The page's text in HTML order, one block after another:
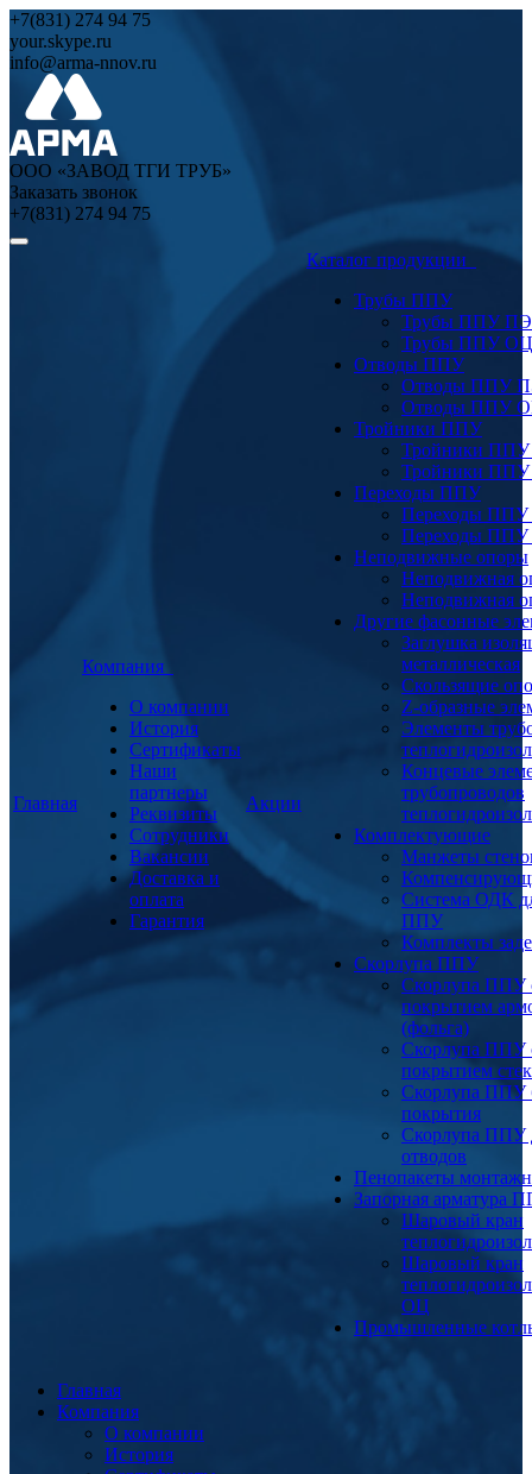
+7(831) 274 94 75
your.skype.ru
info@arma-nnov.ru
ООО «ЗАВОД ТГИ ТРУБ»
Заказать звонок
+7(831) 274 94 75
Главная
Компания
О компании
История
Сертификаты
Наши
партнеры
Реквизиты
Сотрудники
Вакансии
Доставка и
оплата
Гарантия
Акции
Каталог продукции
Трубы ППУ
Трубы ППУ ПЭ
Трубы ППУ ОЦ
Отводы ППУ
Отводы ППУ
Отводы ППУ
Тройники ППУ
Тройники
Тройники
Переходы ППУ
Переходы
Переходы
Неподвижные опоры
Неподвижная
Неподвижная
Другие фасонные
Заглушка
металлическая
Скользящие
Z-образные
Элементы
Концевые
трубопроводов
Комплектующие
Манжеты
Система ОДК
ППУ
Комплекты
Скорлупа ППУ
Скорлупа ППУ
покрытием
(фольга)
Скорлупа ППУ
покрытием
Скорлупа ППУ
покрытия
Скорлупа ППУ
отводов
Пенопакеты
Запорная арматура
Шаровый кран
Шаровый кран
ОЦ
Промышленные
Главная
Компания
О компании
История